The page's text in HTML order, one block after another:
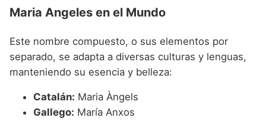
Maria Angeles en el Mundo
Este nombre compuesto, o sus elementos por
separado, se adapta a diversas culturas y lenguas,
manteniendo su esencia y belleza:
Catalán: Maria Àngels
Gallego: María Anxos